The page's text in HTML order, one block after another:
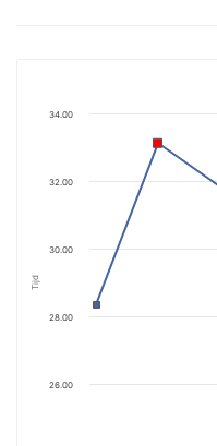
Tijd
26.00
28.00
30.00
32.00
34.00